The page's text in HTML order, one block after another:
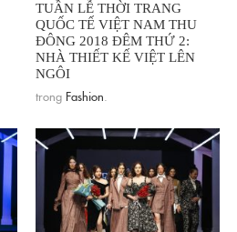
TUẦN LỄ THỜI TRANG
QUỐC TẾ VIỆT NAM THU
ĐÔNG 2018 ĐÊM THỨ 2:
NHÀ THIẾT KẾ VIỆT LÊN
NGÔI
trong Fashion